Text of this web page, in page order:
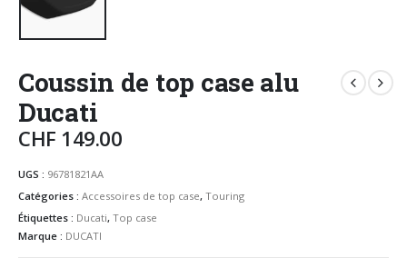
Coussin de top case alu
Ducati
CHF 149.00
UGS : 96781821AA
Catégories : Accessoires de top case, Touring
Étiquettes : Ducati, Top case
Marque : DUCATI